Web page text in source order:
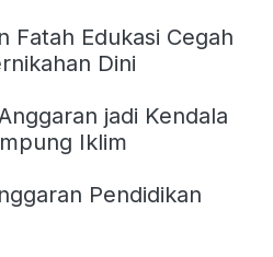
Fatah Edukasi Cegah
Dini
jadi Kendala
Iklim
Pendidikan